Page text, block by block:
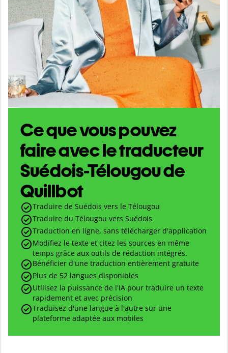
Ce que vous pouvez
faire avec le traducteur
Suédois-Télougou de
Quillbot
Traduire de Suédois vers le Télougou
Traduire du Télougou vers Suédois
Traduction en ligne, sans télécharger d'application
Modifiez le texte et citez les sources en même
temps grâce aux outils de rédaction intégrés.
Bénéficier d'une traduction entièrement gratuite
Plus de 52 langues disponibles
Utilisez la puissance de l'IA pour traduire un texte
rapidement et avec précision
Traduisez d'une langue à l'autre sur une
plateforme adaptée aux mobiles